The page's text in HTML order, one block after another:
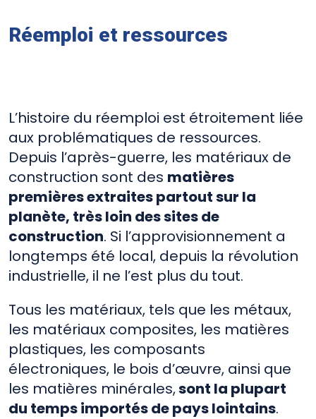
Réemploi et ressources
L’histoire du réemploi est étroitement liée
aux problématiques de ressources.
Depuis l’après-guerre, les matériaux de
construction sont des matières
premières extraites partout sur la
planète, très loin des sites de
construction. Si l’approvisionnement a
longtemps été local, depuis la révolution
industrielle, il ne l’est plus du tout.
Tous les matériaux, tels que les métaux,
les matériaux composites, les matières
plastiques, les composants
électroniques, le bois d’œuvre, ainsi que
les matières minérales,sont la plupart
du temps importés de pays lointains.